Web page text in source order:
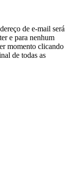
de e-mail será
e para nenhum
momento clicando
de todas as